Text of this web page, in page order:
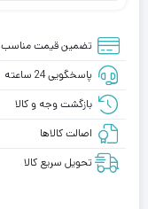
تضمین قیمت مناسب
پاسخگویی 24 ساعته
بازگشت وجه و کالا
اصالت کالاها
تحویل سریع کالا